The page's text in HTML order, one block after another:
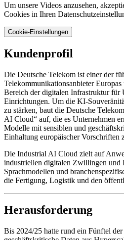
Um unsere Videos anzusehen,
Cookies in Ihren
Cookie-Einstellungen
Kundenprofil
Die Deutsche Telekom ist einer der
Telekommunikationsanbieter
Bereich der digitalen Infrastruktur für
Einrichtungen. Um die KI-
zu stärken, baut die Deutsche
AI Cloud“ auf, die es Unternehmen
Modelle mit sensiblen und
Einhaltung europäischer Vorschriften
Die Industrial AI Cloud zielt auf
industriellen digitalen Zwillingen und
Sprachmodellen und
die Fertigung, Logistik und den
Herausforderung
Bis 2024/25 hatte rund ein Fünftel